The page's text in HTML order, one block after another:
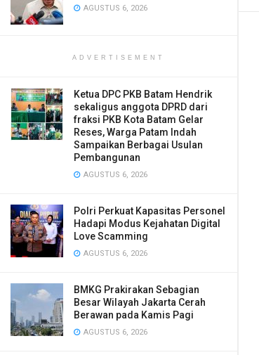
AGUSTUS 6, 2026
ADVERTISEMENT
Ketua DPC PKB Batam Hendrik
sekaligus anggota DPRD dari
fraksi PKB Kota Batam Gelar
Reses, Warga Patam Indah
Sampaikan Berbagai Usulan
Pembangunan
AGUSTUS 6, 2026
Polri Perkuat Kapasitas Personel
Hadapi Modus Kejahatan Digital
Love Scamming
AGUSTUS 6, 2026
BMKG Prakirakan Sebagian
Besar Wilayah Jakarta Cerah
Berawan pada Kamis Pagi
AGUSTUS 6, 2026